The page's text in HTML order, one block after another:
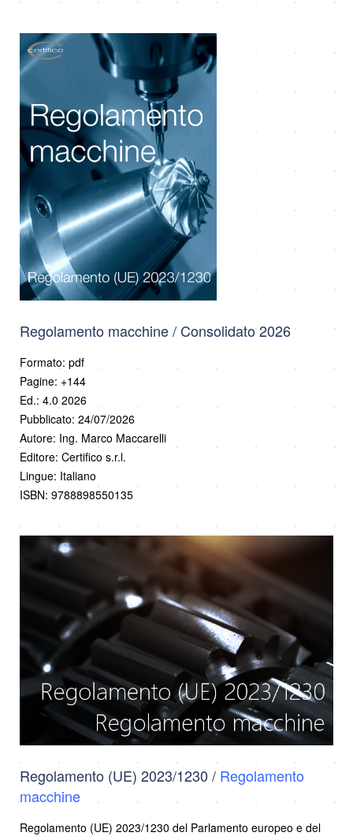
Regolamento macchine / Consolidato 2026
Formato: pdf
Pagine: +144
Ed.: 4.0 2026
Pubblicato: 24/07/2026
Autore: Ing. Marco Maccarelli
Editore: Certifico s.r.l.
Lingue: Italiano
ISBN: 9788898550135
Regolamento (UE) 2023/1230 / Regolamento
macchine
Regolamento (UE) 2023/1230 del Parlamento europeo e del